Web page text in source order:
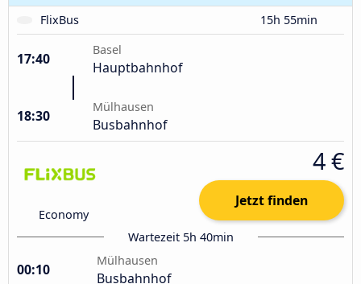
FlixBus
15h 55min
17:40
Basel
Hauptbahnhof
18:30
Mülhausen
Busbahnhof
Economy
4 €
Jetzt finden
Wartezeit 5h 40min
00:10
Mülhausen
Busbahnhof